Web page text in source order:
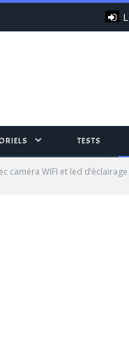
TESTS
caméra WIFI et led